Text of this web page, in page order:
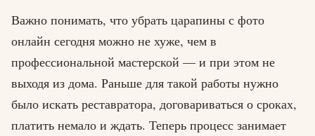
Важно понимать, что убрать царапины с фото
онлайн сегодня можно не хуже, чем в
профессиональной мастерской — и при этом не
выходя из дома. Раньше для такой работы нужно
было искать реставратора, договариваться о сроках,
платить немало и ждать. Теперь процесс занимает